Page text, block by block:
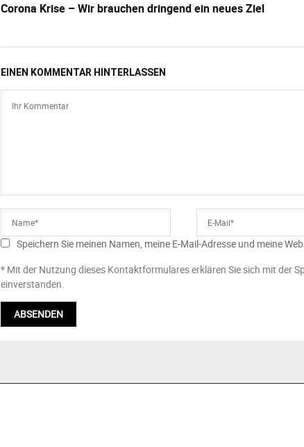
Corona Krise – Wir brauchen dringend ein neues Ziel
EINEN KOMMENTAR HINTERLASSEN
Speichern Sie meinen Namen, meine E-Mail-Adresse und meine
* Mit der Nutzung dieses Kontaktformulares erklären Sie sich mit der
einverstanden.